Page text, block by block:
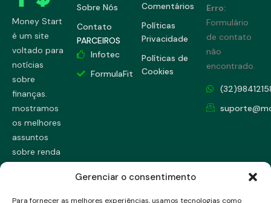
Gerenciar o consentimento
Para fornecer as melhores experiências, usamos tecnologias como
Money Start
é um site
voltado para
notícias
sobre
finanças.
mostramos
os melhores
assuntos
sobre renda
Sobre Nós
Contato
PARCEIROS
Infotec
FormulaFit
Comentários
Políticas
Privacidade
Políticas de
Cookies
Erro:
Formulário
de contato
não
encontrado.